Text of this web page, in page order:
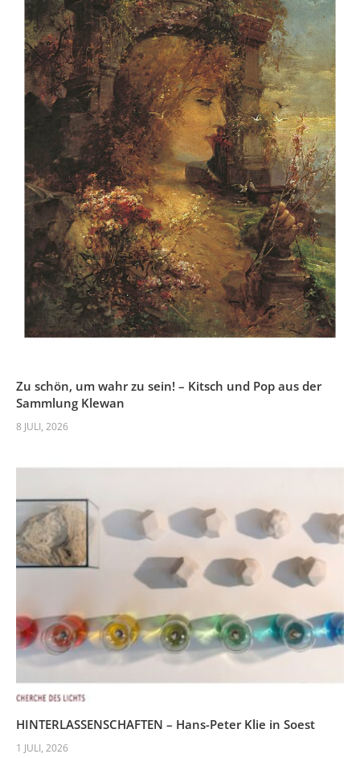
Zu schön, um wahr zu sein! – Kitsch und Pop aus der
Sammlung Klewan
8 JULI, 2026
HINTERLASSENSCHAFTEN – Hans-Peter Klie in Soest
1 JULI, 2026